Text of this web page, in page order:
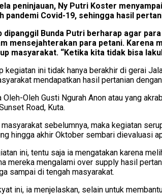
peninjauan, Ny Putri Koster
pandemi Covid-19, sehingga hasil
Bunda Putri berharap agar
mensejahterakan para petani. Karena
masyarakat. “Ketika kita tidak bisa
kegiatan ini tidak hanya berakhir di gerai
mendapatkan hasil pertanian
Oleh Gusti Ngurah Anon atau yang
Road, Kuta.
sebelumnya, maka kegiatan
hingga akhir Oktober sembari dievaluasi
ini, tentu saja ia mengatakan karena
mereka mengalami over supply hasil
sampai di tengah masyarakat.
ini, ia menjelaskan, selain untuk